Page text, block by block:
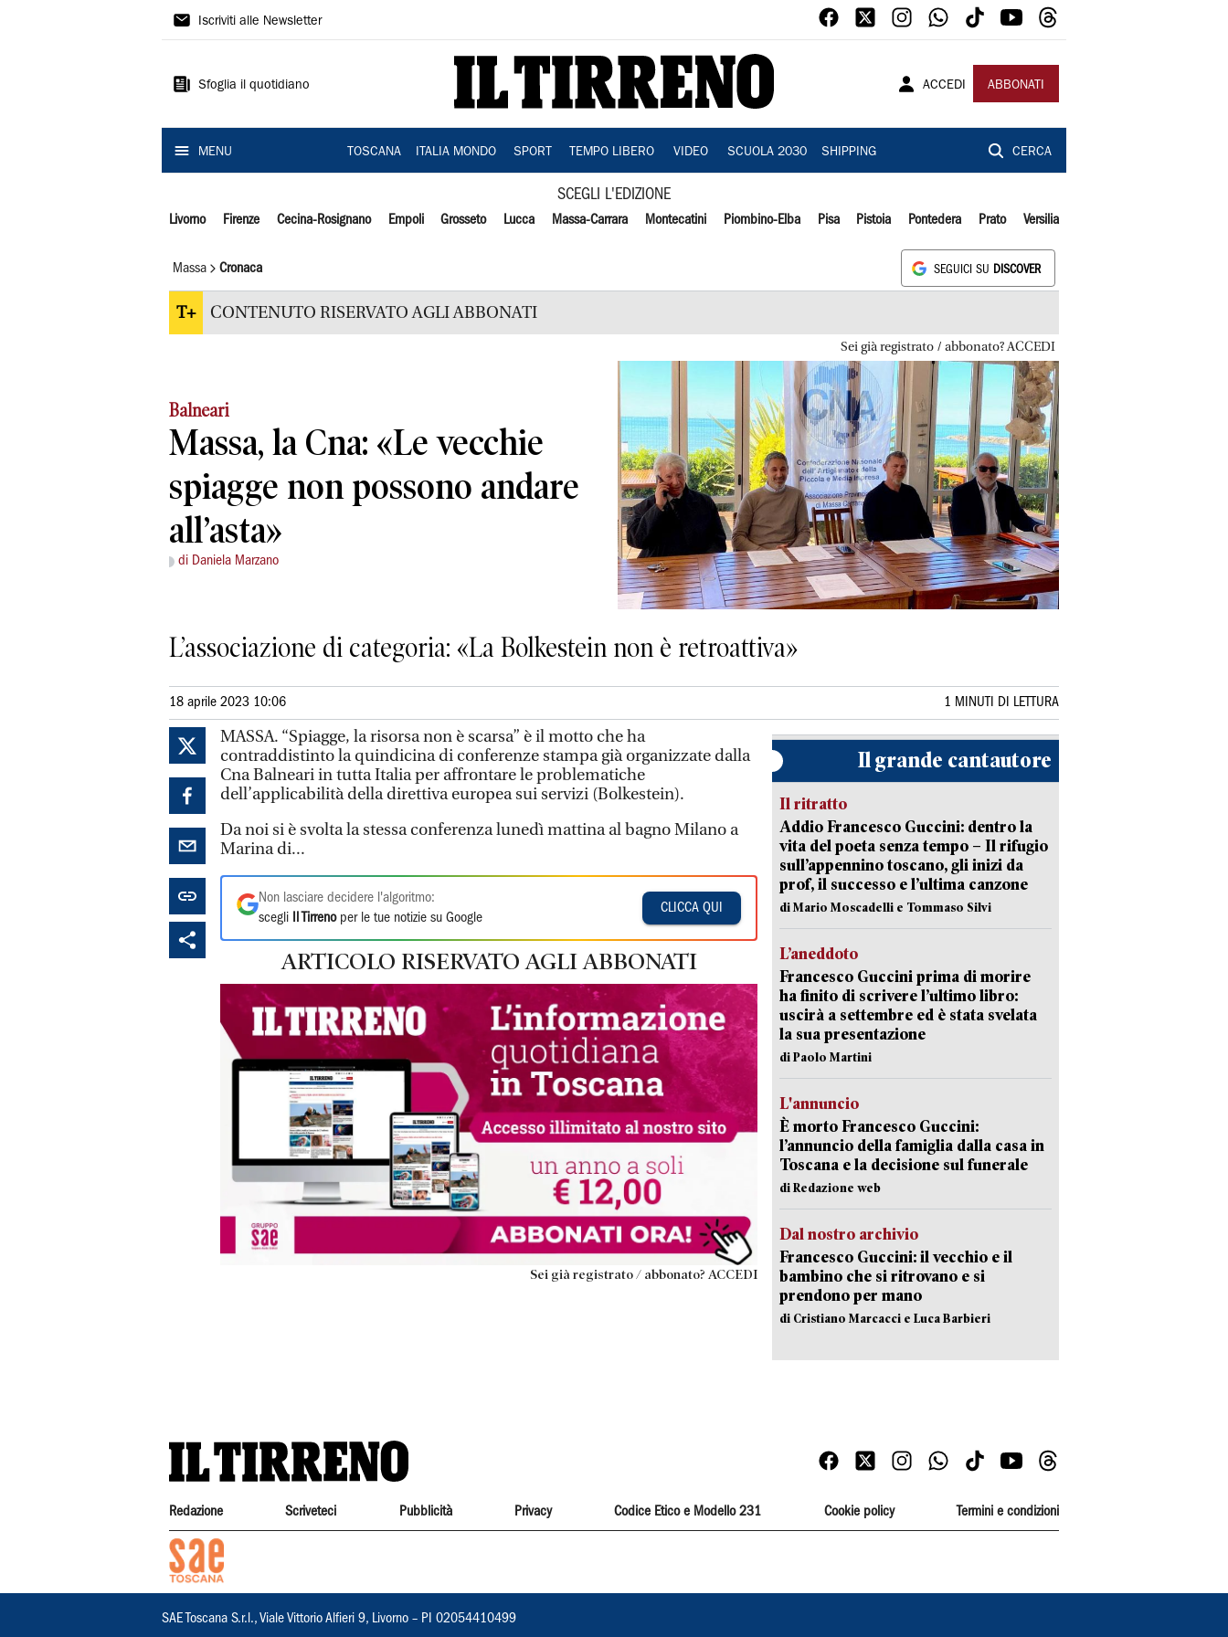
Il
Iscriviti alle Newsletter
Sfoglia il quotidiano ACCEDI ABBONATI
MENU TOSCANA ITALIA MONDO SPORT TEMPO LIBERO VIDEO SCUOLA 2030 SHIPPING CERCA
SCEGLI L'EDIZIONE
Livorno Firenze Cecina-Rosignano Empoli Grosseto Lucca Massa-Carrara Montecatini Piombino-Elba Pisa Pistoia Pontedera Prato Versilia
Massa Cronaca SEGUICI SU DISCOVER
T+ CONTENUTO RISERVATO AGLI ABBONATI
Sei già registrato / abbonato? ACCEDI
Balneari
Massa, la Cna: «Le vecchie
spiagge non possono andare
all’asta»
di Daniela Marzano
L’associazione di categoria: «La Bolkestein non è retroattiva»
18 aprile 2023 10:06 1 MINUTI DI LETTURA
MASSA. “Spiagge, la risorsa non è scarsa” è il motto che ha
contraddistinto la quindicina di conferenze stampa già organizzate dalla
Cna Balneari in tutta Italia per affrontare le problematiche
dell’applicabilità della direttiva europea sui servizi (Bolkestein).
Da noi si è svolta la stessa conferenza lunedì mattina al bagno Milano a
Marina di...
Non lasciare decidere l'algoritmo:
scegli
Il Tirrenoper le tue notizie su Google
CLICCA QUI
ARTICOLO RISERVATO AGLI ABBONATI
Sei già registrato / abbonato? ACCEDI
Il grande cantautore
Il ritratto
Addio Francesco Guccini: dentro la
vita del poeta senza tempo – Il rifugio
sull’appennino toscano, gli inizi da
prof, il successo e l’ultima canzone
di Mario Moscadelli e Tommaso Silvi
L’aneddoto
Francesco Guccini prima di morire
ha finito di scrivere l’ultimo libro:
uscirà a settembre ed è stata svelata
la sua presentazione
di Paolo Martini
L'annuncio
È morto Francesco Guccini:
l’annuncio della famiglia dalla casa in
Toscana e la decisione sul funerale
di Redazione web
Dal nostro archivio
Francesco Guccini: il vecchio e il
bambino che si ritrovano e si
prendono per mano
di Cristiano Marcacci e Luca Barbieri
Redazione Scriveteci Pubblicità Privacy Codice Etico e Modello 231 Cookie policy Termini e condizioni
SAE Toscana S.r.l., Viale Vittorio Alfieri 9, Livorno – PI 02054410499